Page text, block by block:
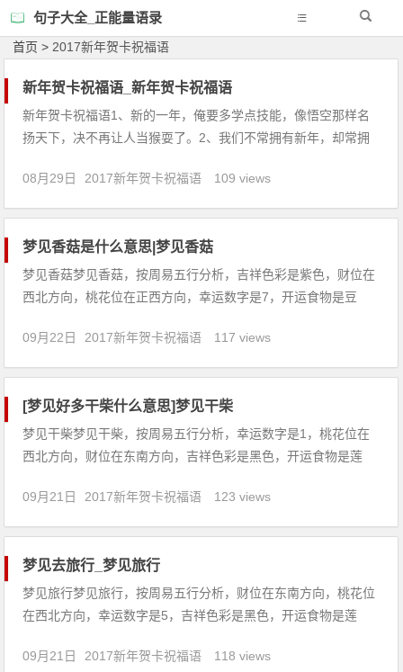
句子大全_正能量语录
首页 > 2017新年贺卡祝福语
新年贺卡祝福语_新年贺卡祝福语
新年贺卡祝福语1、新的一年，俺要多学点技能，像悟空那样名
扬天下，决不再让人当猴耍了。2、我们不常拥有新年，却常拥
年老友，恭喜发财！出门在外，岁岁平安！常回家看看，生活更
甜甜！4、送走旧年的时候，也送走一年的阴郁，迎来新春的时
08月29日 2017新年贺卡祝福语 109 views
梦见香菇是什么意思|梦见香菇
梦见香菇梦见香菇，按周易五行分析，吉祥色彩是紫色，财位在
西北方向，桃花位在正西方向，幸运数字是7，开运食物是豆
感觉，小心照顾好自己。之前答应了别人的事情，会让你很烦
恼。2、梦见摘香菇，吉兆，是生活幸福的预兆。3、待业者梦见
09月22日 2017新年贺卡祝福语 117 views
[梦见好多干柴什么意思]梦见干柴
梦见干柴梦见干柴，按周易五行分析，幸运数字是1，桃花位在
西北方向，财位在东南方向，吉祥色彩是黑色，开运食物是莲
味着可望顺利得财，但口舌是非或稍有阻碍。2、未婚的人梦见
父母送干柴，预兆您的爱情：成功。3、梦见干柴，生活会幸
09月21日 2017新年贺卡祝福语 123 views
梦见去旅行_梦见旅行
梦见旅行梦见旅行，按周易五行分析，财位在东南方向，桃花位
在西北方向，幸运数字是5，吉祥色彩是黑色，开运食物是莲
上不是很顺利，不能顺利经营，需要重新整顿后再开业。2、梦
09月21日 2017新年贺卡祝福语 118 views